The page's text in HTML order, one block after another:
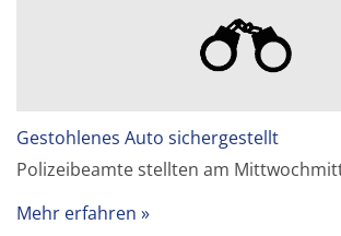
Gestohlenes Auto sichergestellt
Polizeibeamte stellten am
Mehr erfahren